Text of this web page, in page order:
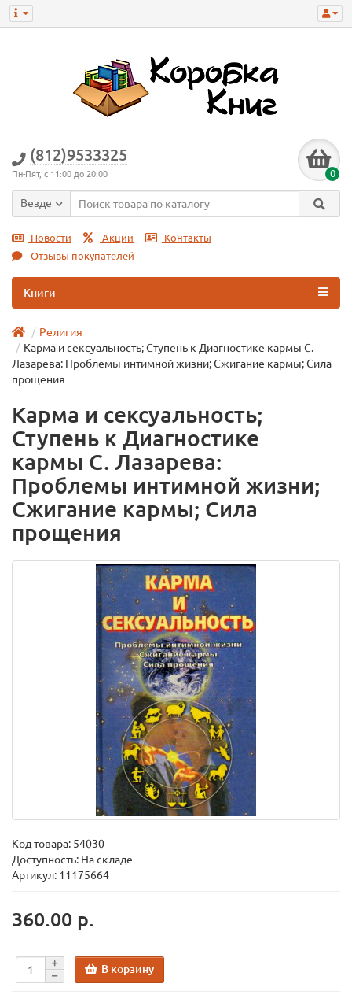
(812)9533325
Пн-Пят, с 11:00 до 20:00 0
Везде
Новости Акции
Контакты
Отзывы покупателей
Книги
Религия
Карма и сексуальность; Ступень к Диагностике кармы С.
Лазарева: Проблемы интимной жизни; Сжигание кармы; Сила
прощения
Карма и сексуальность;
Ступень к Диагностике
кармы С. Лазарева:
Проблемы интимной жизни;
Сжигание кармы; Сила
прощения
Код товара: 54030
Доступность: На складе
Артикул: 11175664
360.00 р.
В корзину